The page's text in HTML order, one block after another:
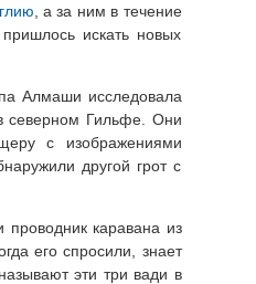
, а за ним в течение
искать новых
Алмаши исследовала
северном Гильфе. Они
с изображениями
другой грот с
каравана из
его спросили, знает
эти три вади в